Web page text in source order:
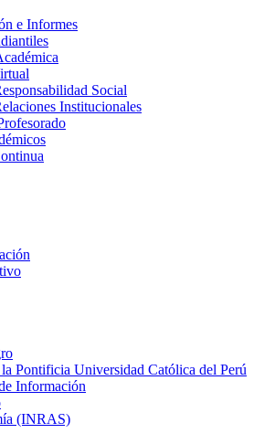
e Informes
Social
Institucionales
Pontificia Universidad Católica del Perú
Información
(INRAS)